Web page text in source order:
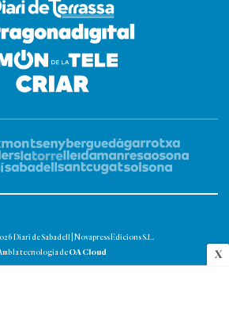
X
Diari de Sabadell | Novapress Edicions S.L.
la tecnologia de OA Cloud